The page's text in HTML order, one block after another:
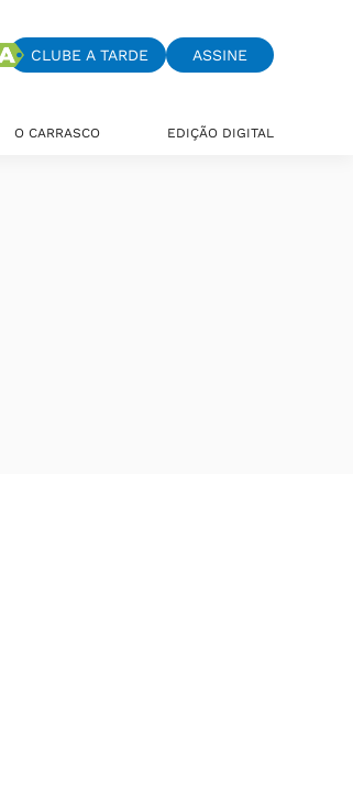
CLUBE A TARDE ASSINE
O CARRASCO EDIÇÃO DIGITAL